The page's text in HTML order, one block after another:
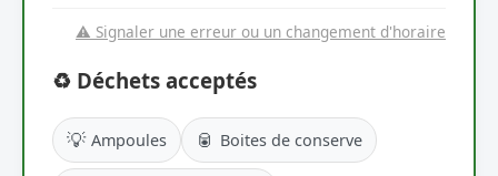
⚠️ Signaler une erreur ou un changement d'horaire
♻️ Déchets acceptés
💡 Ampoules 🥫 Boites de conserve